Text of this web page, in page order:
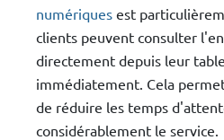
numériques est
clients peuvent consulter
directement depuis leur
immédiatement. Cela
de réduire les temps
considérablement le service.